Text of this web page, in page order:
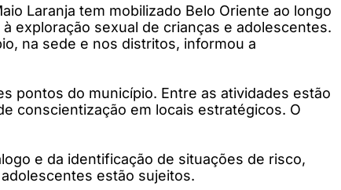
Laranja tem mobilizado Belo Oriente ao longo
exploração sexual de crianças e adolescentes.
na sede e nos distritos, informou a
pontos do município. Entre as atividades estão
conscientização em locais estratégicos. O
e da identificação de situações de risco,
estão sujeitos.